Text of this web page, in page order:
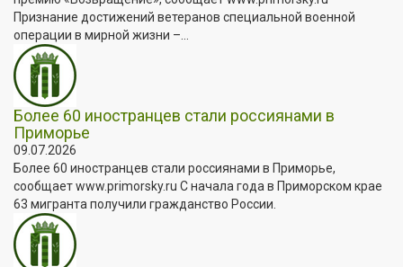
Признание достижений ветеранов специальной военной
операции в мирной жизни –...
Более 60 иностранцев стали россиянами в
Приморье
09.07.2026
Более 60 иностранцев стали россиянами в Приморье,
сообщает www.primorsky.ru С начала года в Приморском крае
63 мигранта получили гражданство России.